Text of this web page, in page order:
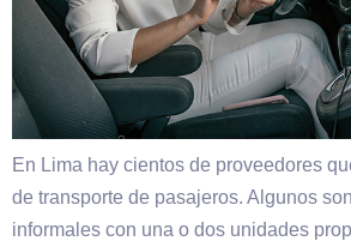
En Lima hay cientos de proveedores
de transporte de pasajeros. Algunos
informales con una o dos unidades